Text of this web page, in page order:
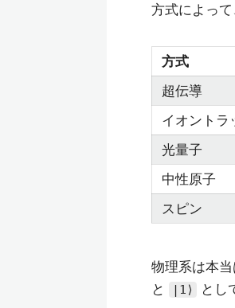
方式によって
方式
超伝導
イオントラ
光量子
中性原子
スピン
物理系は本
と |1⟩ とし